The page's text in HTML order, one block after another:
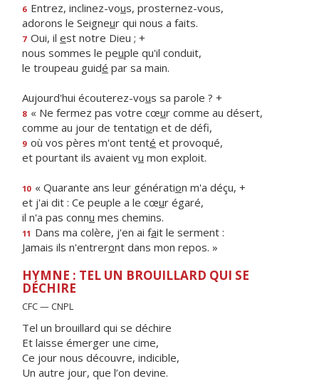
6 Entrez, inclinez-vous, prosternez-vous,
adorons le Seigneur qui nous a faits.
7 Oui, il est notre Dieu ; +
nous sommes le peuple qu'il conduit,
le troupeau guidé par sa main.
Aujourd'hui écouterez-vous sa parole ? +
8 « Ne fermez pas votre cœur comme au désert,
comme au jour de tentation et de défi,
9 où vos pères m'ont tenté et provoqué,
et pourtant ils avaient vu mon exploit.
10 « Quarante ans leur génération m'a déçu, +
et j'ai dit : Ce peuple a le cœur égaré,
il n'a pas connu mes chemins.
11 Dans ma colère, j'en ai fait le serment :
Jamais ils n'entreront dans mon repos. »
HYMNE : TEL UN BROUILLARD QUI SE
DÉCHIRE
CFC — CNPL
Tel un brouillard qui se déchire
Et laisse émerger une cime,
Ce jour nous découvre, indicible,
Un autre jour, que l’on devine.